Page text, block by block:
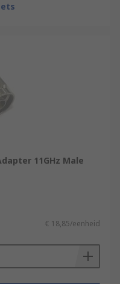
11GHz Male
€ 18,85/eenheid